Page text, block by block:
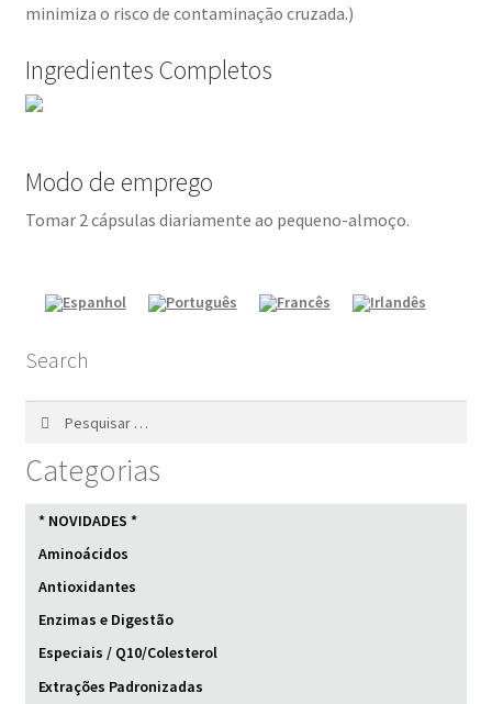
minimiza o risco de contaminação cruzada.)
Ingredientes Completos
Modo de emprego
Tomar 2 cápsulas diariamente ao pequeno-almoço.
Search
Categorias
* NOVIDADES *
Aminoácidos
Antioxidantes
Enzimas e Digestão
Especiais / Q10/Colesterol
Extrações Padronizadas